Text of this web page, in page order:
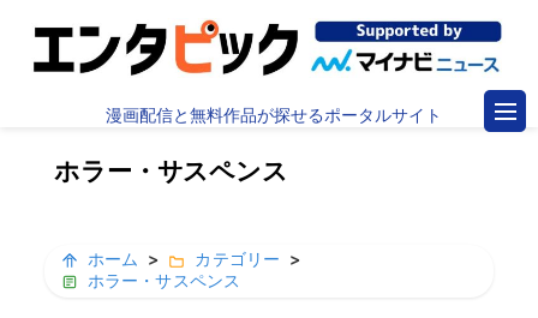
漫画配信と無料作品が探せるポータルサイト
ホラー・サスペンス
ホーム > カテゴリー >
ホラー・サスペンス